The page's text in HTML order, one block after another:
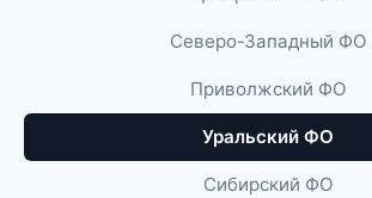
Северо-Западный ФО
Приволжский ФО
Уральский ФО
Сибирский ФО